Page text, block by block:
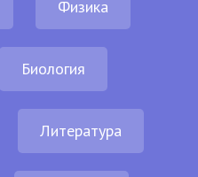
Физика
Биология
Литература